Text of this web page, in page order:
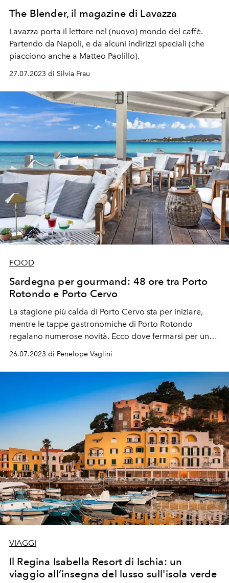
The Blender, il magazine di Lavazza
Lavazza porta il lettore nel (nuovo) mondo del caffè.
Partendo da Napoli, e da alcuni indirizzi speciali (che
piacciono anche a Matteo Paolillo).
27.07.2023 di Silvia Frau
FOOD
Sardegna per gourmand: 48 ore tra Porto
Rotondo e Porto Cervo
La stagione più calda di Porto Cervo sta per iniziare,
mentre le tappe gastronomiche di Porto Rotondo
regalano numerose novità. Ecco dove fermarsi per un
26.07.2023 di Penelope Vaglini
VIAGGI
Il Regina Isabella Resort di Ischia: un
viaggio all’insegna del lusso sull'isola verde